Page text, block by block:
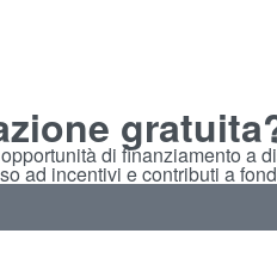
di finanziamento a
ad incentivi e contributi a